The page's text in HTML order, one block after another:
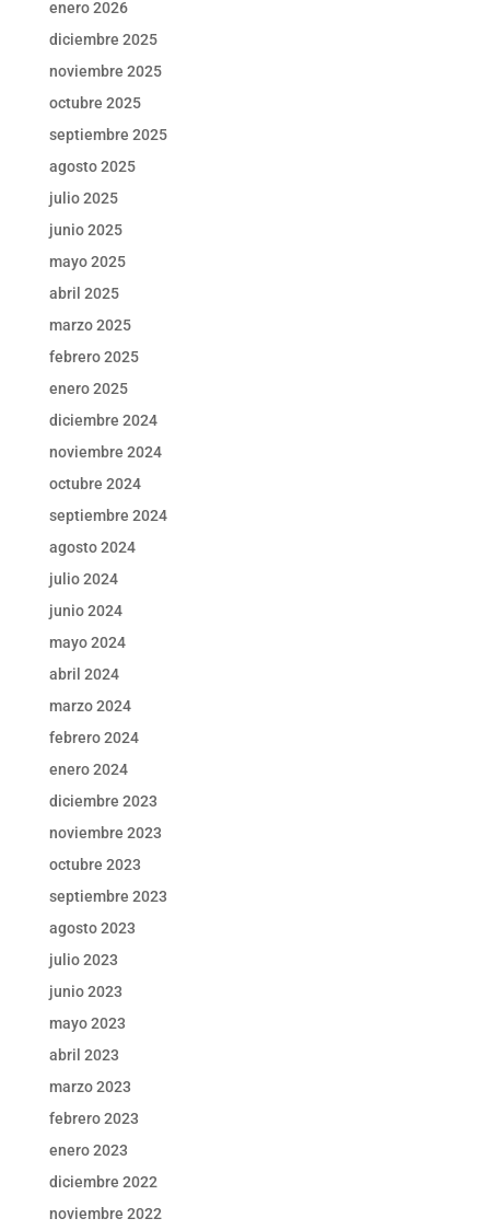
enero 2026
diciembre 2025
noviembre 2025
octubre 2025
septiembre 2025
agosto 2025
julio 2025
junio 2025
mayo 2025
abril 2025
marzo 2025
febrero 2025
enero 2025
diciembre 2024
noviembre 2024
octubre 2024
septiembre 2024
agosto 2024
julio 2024
junio 2024
mayo 2024
abril 2024
marzo 2024
febrero 2024
enero 2024
diciembre 2023
noviembre 2023
octubre 2023
septiembre 2023
agosto 2023
julio 2023
junio 2023
mayo 2023
abril 2023
marzo 2023
febrero 2023
enero 2023
diciembre 2022
noviembre 2022